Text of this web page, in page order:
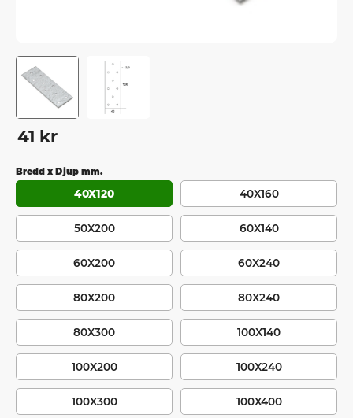
41 kr
Bredd x Djup mm.
40X120 40X160
50X200 60X140
60X200 60X240
80X200 80X240
80X300 100X140
100X200 100X240
100X300 100X400